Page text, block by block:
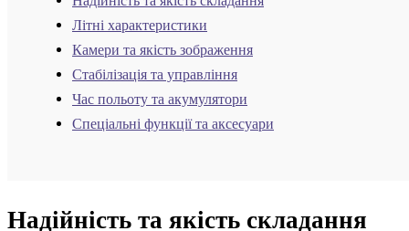
Літні характеристики
Камери та якість зображення
Стабілізація та управління
Час польоту та акумулятори
Спеціальні функції та аксесуари
Надійність та якість складання